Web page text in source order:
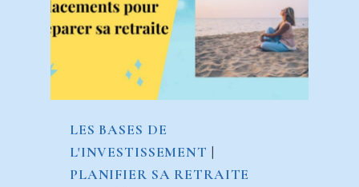
ETF
LES BASES DE
L'INVESTISSEMENT
PLANIFIER SA RETRAITE